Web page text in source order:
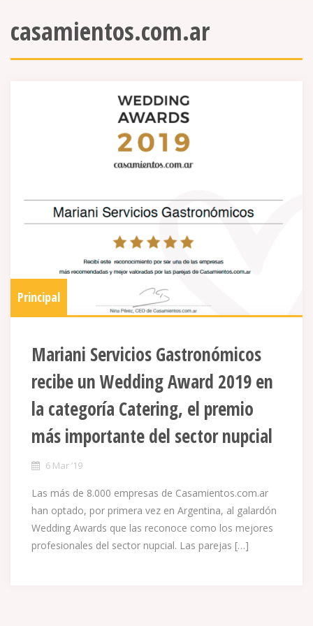
casamientos.com.ar
Principal
Mariani Servicios Gastronómicos
recibe un Wedding Award 2019 en
la categoría Catering, el premio
más importante del sector nupcial
6 Mar ’19
Las más de 8.000 empresas de Casamientos.com.ar
han optado, por primera vez en Argentina, al galardón
Wedding Awards que las reconoce como los mejores
profesionales del sector nupcial. Las parejas […]